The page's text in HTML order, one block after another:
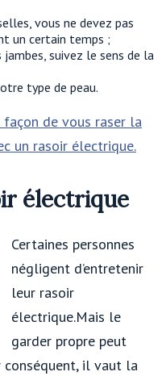
vous ne devez pas
un certain temps ;
suivez le sens de la
type de peau.
de vous raser la
un rasoir électrique.
électrique
Certaines personnes
négligent d’entretenir
leur rasoir
électrique.Mais le
garder propre peut
conséquent, il vaut la